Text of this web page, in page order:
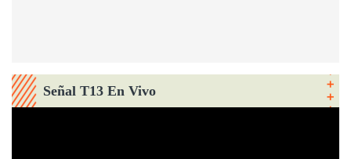
Señal T13 En Vivo